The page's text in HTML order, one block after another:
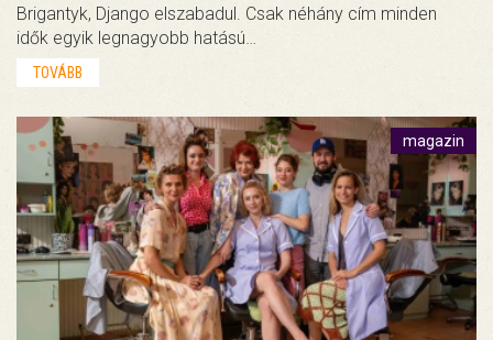
Brigantyk, Django elszabadul. Csak néhány cím minden
idők egyik legnagyobb hatású…
TOVÁBB
magazin